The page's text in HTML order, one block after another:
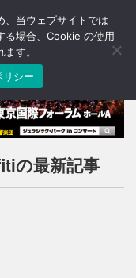
T
o
n
a
v
a
の最新記事
、当ウェブサイトでは
る場合、Cookie の使用
す。
シー